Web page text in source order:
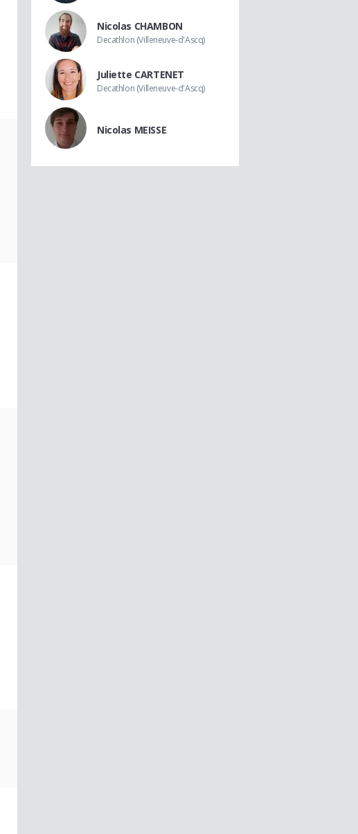
Nicolas CHAMBON
Decathlon (Villeneuve-d'Ascq)
Juliette CARTENET
Decathlon (Villeneuve-d'Ascq)
Nicolas MEISSE